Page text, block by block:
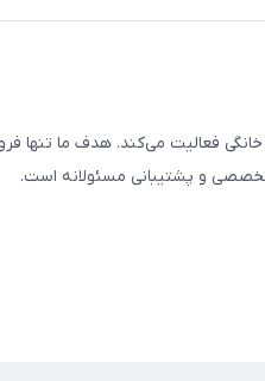
خانگی فعالیت می‌کند. هدف ما تنها
و پشتیبانی مسئولانه است.